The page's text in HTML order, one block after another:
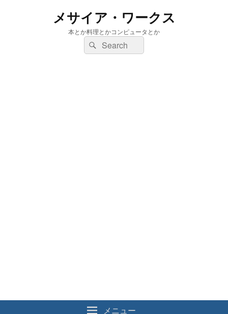
メサイア・ワークス
本とか料理とかコンピュータとか
検
索:
検
索
メニュー